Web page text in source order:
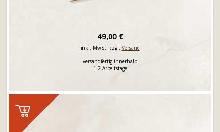
49,00 €
inkl. MwSt. zzgl. Versand
versandfertig innerhalb
1-2 Arbeitstage